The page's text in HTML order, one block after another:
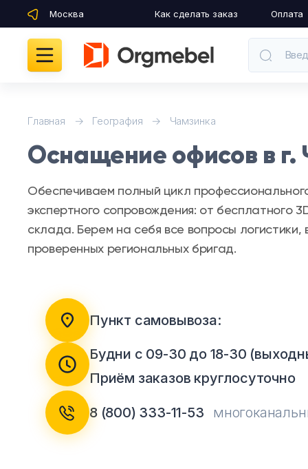
Главная География Чамзинка
Оснащение офисов в г.
Обеспечиваем полный цикл
экспертного сопровождения: от бесплатного
склада. Берем на себя все вопросы
проверенных региональных бригад.
Пункт самовывоза:
Будни с 09-30 до 18-30
Приём заказов круглосуточно
8 (800) 333-11-53
Москва Оплата
Как сделать заказ
Кабинеты руководителя
Мебель для персонала
Столы для переговоров
Стойки ресепшн
Офисные кресла и стулья
Тумбы офисные
Офисные шкафы